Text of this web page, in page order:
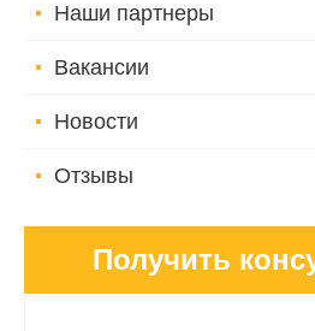
Наши партнеры
Вакансии
Новости
Отзывы
Получить